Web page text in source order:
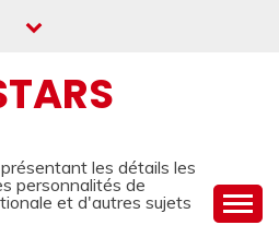
les détails les
personnalités de
et d'autres sujets